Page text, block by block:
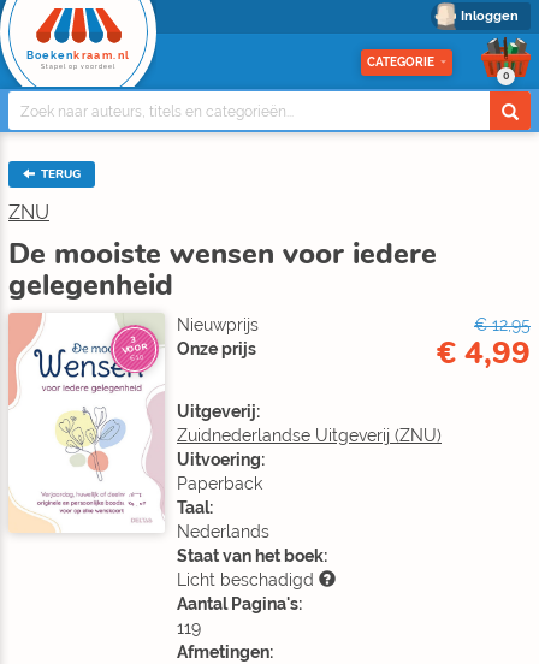
Inloggen
Boeken kraam.nl
Stapel op voordeel CATEGORIE
0
TERUG
ZNU
De mooiste wensen voor iedere
gelegenheid
3
VOOR
€10
Nieuwprijs
€ 12,95
Onze prijs
€ 4,99
Uitgeverij:
Zuidnederlandse Uitgeverij (ZNU)
Uitvoering:
Paperback
Taal:
Nederlands
Staat van het boek:
Licht beschadigd
Aantal Pagina's:
119
Afmetingen: